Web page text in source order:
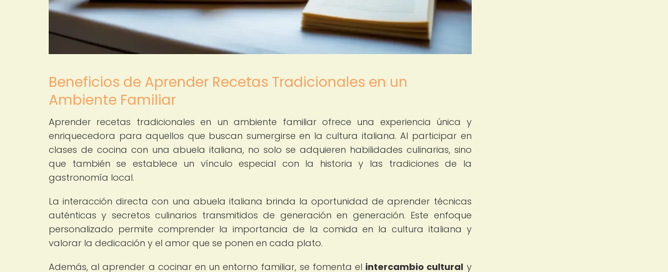
Beneficios de Aprender Recetas Tradicionales en un
Ambiente Familiar
Aprender recetas tradicionales en un ambiente familiar ofrece una experiencia única y
enriquecedora para aquellos que buscan sumergirse en la cultura italiana. Al participar en
clases de cocina con una abuela italiana, no solo se adquieren habilidades culinarias, sino
que también se establece un vínculo especial con la historia y las tradiciones de la
gastronomía local.
La interacción directa con una abuela italiana brinda la oportunidad de aprender técnicas
auténticas y secretos culinarios transmitidos de generación en generación. Este enfoque
personalizado permite comprender la importancia de la comida en la cultura italiana y
valorar la dedicación y el amor que se ponen en cada plato.
Además, al aprender a cocinar en un entorno familiar, se fomenta el intercambio cultural y